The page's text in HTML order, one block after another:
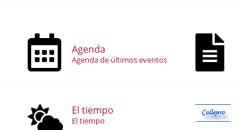
Agenda
Agenda de últimos eventos
El tiempo
El tiempo